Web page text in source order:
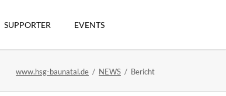
SUPPORTER EVENTS
www.hsg-baunatal.de NEWS Bericht